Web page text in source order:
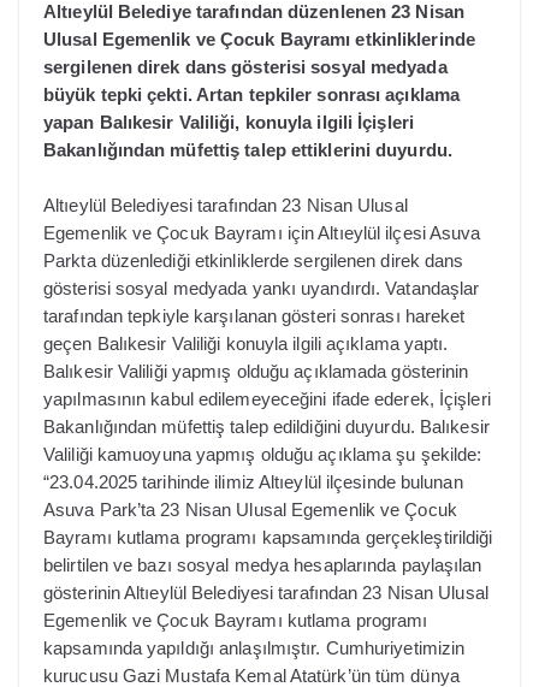
Altıeylül Belediye tarafından düzenlenen 23 Nisan
Ulusal Egemenlik ve Çocuk Bayramı etkinliklerinde
sergilenen direk dans gösterisi sosyal medyada
büyük tepki çekti. Artan tepkiler sonrası açıklama
yapan Balıkesir Valiliği, konuyla ilgili İçişleri
Bakanlığından müfettiş talep ettiklerini duyurdu.
Altıeylül Belediyesi tarafından 23 Nisan Ulusal
Egemenlik ve Çocuk Bayramı için Altıeylül ilçesi Asuva
Parkta düzenlediği etkinliklerde sergilenen direk dans
gösterisi sosyal medyada yankı uyandırdı. Vatandaşlar
tarafından tepkiyle karşılanan gösteri sonrası hareket
geçen Balıkesir Valiliği konuyla ilgili açıklama yaptı.
Balıkesir Valiliği yapmış olduğu açıklamada gösterinin
yapılmasının kabul edilemeyeceğini ifade ederek, İçişleri
Bakanlığından müfettiş talep edildiğini duyurdu. Balıkesir
Valiliği kamuoyuna yapmış olduğu açıklama şu şekilde:
“23.04.2025 tarihinde ilimiz Altıeylül ilçesinde bulunan
Asuva Park’ta 23 Nisan Ulusal Egemenlik ve Çocuk
Bayramı kutlama programı kapsamında gerçekleştirildiği
belirtilen ve bazı sosyal medya hesaplarında paylaşılan
gösterinin Altıeylül Belediyesi tarafından 23 Nisan Ulusal
Egemenlik ve Çocuk Bayramı kutlama programı
kapsamında yapıldığı anlaşılmıştır. Cumhuriyetimizin
kurucusu Gazi Mustafa Kemal Atatürk’ün tüm dünya